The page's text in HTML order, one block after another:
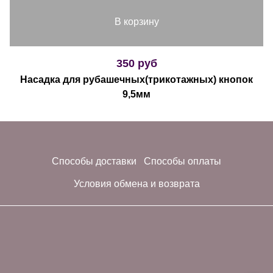
В корзину
350 руб
Насадка для рубашечных(трикотажных) кнопок
9,5мм
Способы доставки Способы оплаты
Условия обмена и возврата